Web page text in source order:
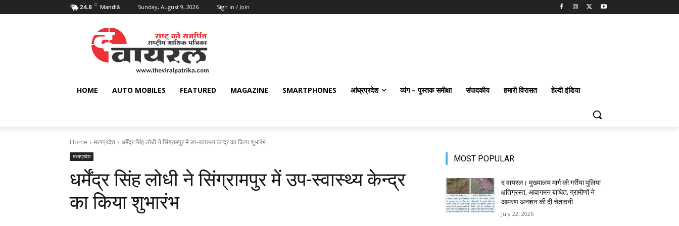
24.8 C Mandlā Sunday, August 9, 2026 Sign in / Join
HOME AUTO MOBILES FEATURED MAGAZINE SMARTPHONES आंध्रप्रदेश व्यंग – पुस्तक समीक्षा संपादकीय हमारी विरासत हेल्दी इंडिया
Home मध्यप्रदेश धर्मेंद्र सिंह लोधी ने सिंग्रामपुर में उप-स्वास्थ्य केन्द्र का किया शुभारंभ
मध्यप्रदेश
धर्मेंद्र सिंह लोधी ने सिंग्रामपुर में उप-स्वास्थ्य केन्द्र
का किया शुभारंभ
MOST POPULAR
द वायरल। मुख्यालय मार्ग की गर्रीया पुलिया
क्षतिग्रस्त, आवागमन बाधित; ग्रामीणों ने
आमरण अनशन की दी चेतावनी
July 22, 2026